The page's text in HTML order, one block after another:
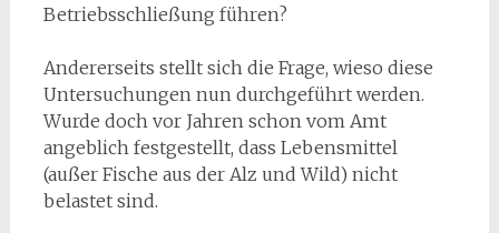
Betriebsschließung führen?
Andererseits stellt sich die Frage, wieso diese
Untersuchungen nun durchgeführt werden.
Wurde doch vor Jahren schon vom Amt
angeblich festgestellt, dass Lebensmittel
(außer Fische aus der Alz und Wild) nicht
belastet sind.